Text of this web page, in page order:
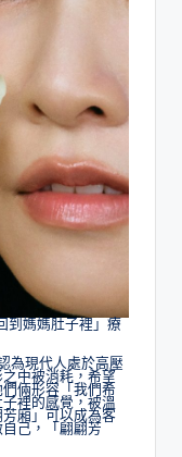
到媽媽肚子裡」療
為現代人處於高壓
中被消耗，希望
倆形容「我們希
裡的感覺，被溫
廂」可以成為客
己，「翩翩芳